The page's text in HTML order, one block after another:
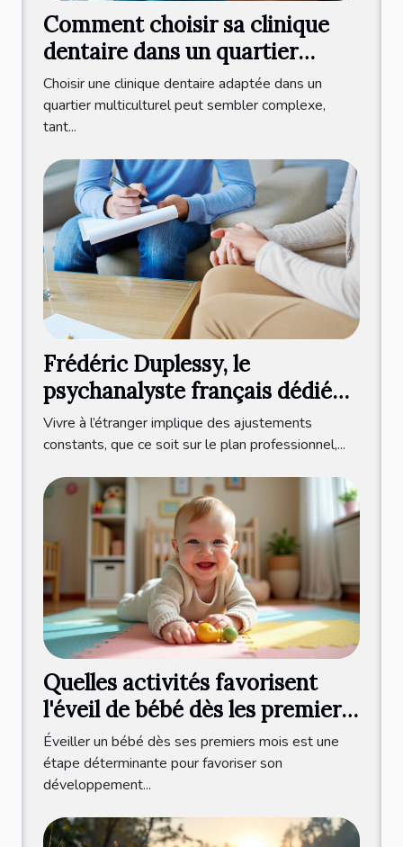
Comment choisir sa clinique
dentaire dans un quartier
multiculturel ?
Choisir une clinique dentaire adaptée dans un
quartier multiculturel peut sembler complexe,
tant...
Frédéric Duplessy, le
psychanalyste français dédié
aux expatriés francophones
Vivre à l’étranger implique des ajustements
constants, que ce soit sur le plan professionnel,...
Quelles activités favorisent
l'éveil de bébé dès les premiers
mois ?
Éveiller un bébé dès ses premiers mois est une
étape déterminante pour favoriser son
développement...